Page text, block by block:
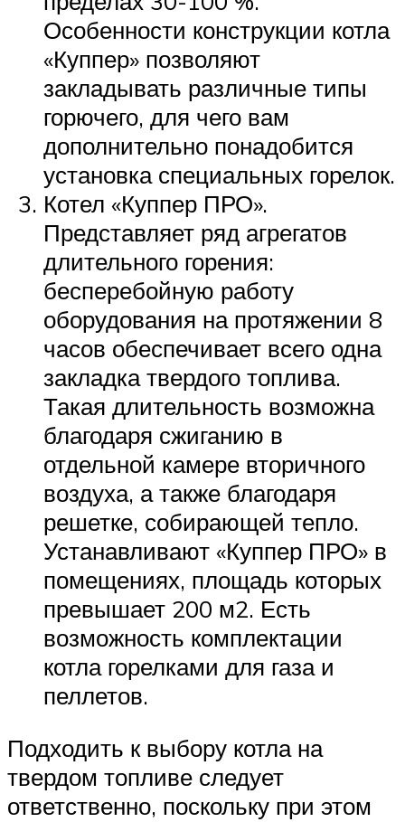
Особенности конструкции котла
«Куппер» позволяют
закладывать различные типы
горючего, для чего вам
дополнительно понадобится
установка специальных горелок.
Котел «Куппер ПРО».
Представляет ряд агрегатов
длительного горения:
бесперебойную работу
оборудования на протяжении 8
часов обеспечивает всего одна
закладка твердого топлива.
Такая длительность возможна
благодаря сжиганию в
отдельной камере вторичного
воздуха, а также благодаря
решетке, собирающей тепло.
Устанавливают «Куппер ПРО» в
помещениях, площадь которых
превышает 200 м2. Есть
возможность комплектации
котла горелками для газа и
пеллетов.
Подходить к выбору котла на
твердом топливе следует
ответственно, поскольку при этом